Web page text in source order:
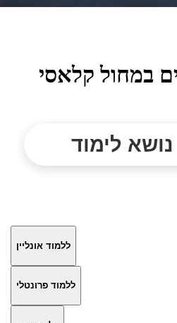
במחול קלאסי
ללמוד אונליין
ללמוד פרונטלי